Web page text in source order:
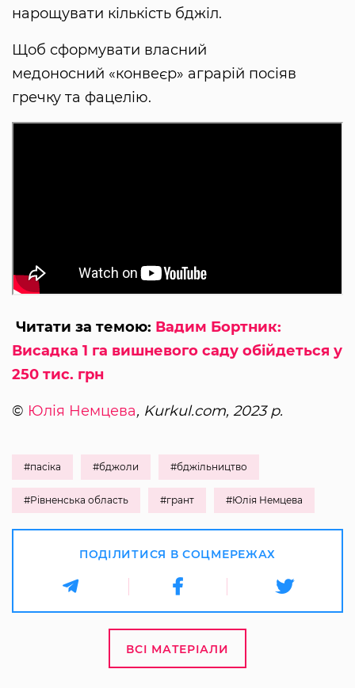
нарощувати кількість бджіл.
Щоб сформувати власний
медоносний «конвеєр» аграрій посіяв
гречку та фацелію.
Читати за темою: Вадим Бортник:
Висадка 1 га вишневого саду обійдеться у
250 тис. грн
© Юлія Немцева, Kurkul.com, 2023 р.
#пасіка #бджоли #бджільництво
#Рівненська область #грант #Юлія Немцева
ПОДІЛИТИСЯ В СОЦМЕРЕЖАХ
ВСІ МАТЕРІАЛИ